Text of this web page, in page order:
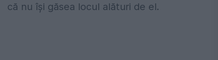
că nu își găsea locul alături de el.